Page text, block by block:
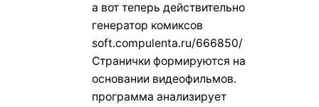
а вот теперь действительно
генератор комиксов
soft.compulenta.ru/666850/
Странички формируются на
основании видеофильмов.
программа анализирует